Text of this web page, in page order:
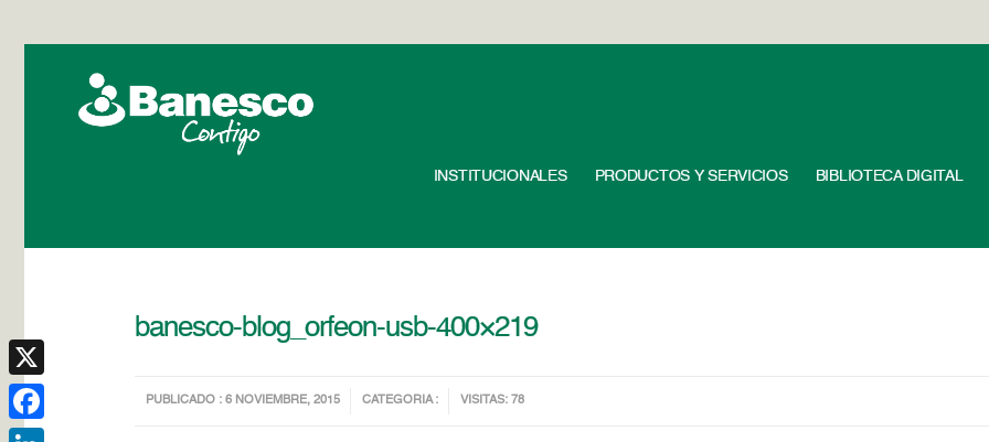
INSTITUCIONALES PRODUCTOS Y SERVICIOS BIBLIOTECA DIGITAL
banesco-blog_orfeon-usb-400×219
PUBLICADO : 6 NOVIEMBRE, 2015 CATEGORIA : VISITAS: 78
X
Facebook